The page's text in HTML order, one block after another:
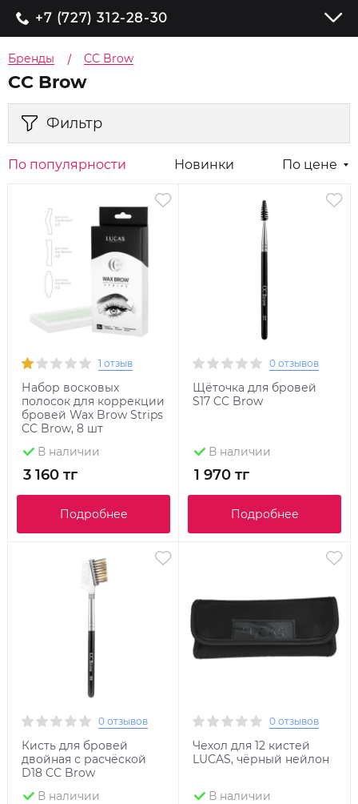
+7 (727) 312-28-30
Бренды CC Brow
CC Brow
Фильтр
По популярности Новинки По цене
1 отзыв
Набор восковых
полосок для коррекции
бровей Wax Brow Strips
CC Brow, 8 шт
В наличии
3 160 тг
Подробнее
0 отзывов
Щёточка для бровей
S17 CC Brow
В наличии
1 970 тг
Подробнее
0 отзывов
Кисть для бровей
двойная с расчёской
D18 CC Brow
В наличии
0 отзывов
Чехол для 12 кистей
LUCAS, чёрный нейлон
В наличии